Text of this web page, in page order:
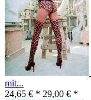
mit...
24,65 € * 29,00 € *